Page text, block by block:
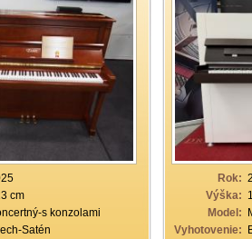
cm
s konzolami
Satén
Rok:
Výška:
Model:
Vyhotovenie: